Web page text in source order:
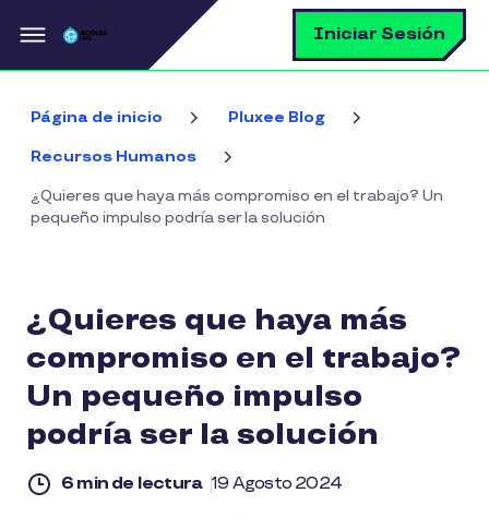
Pasar al contenido principal Iniciar Sesión
Página de inicio Pluxee Blog
Recursos Humanos
¿Quieres que haya más compromiso en el trabajo? Un
pequeño impulso podría ser la solución
¿Quieres que haya más
compromiso en el trabajo?
Un pequeño impulso
podría ser la solución
6 min de lectura 19 Agosto 2024